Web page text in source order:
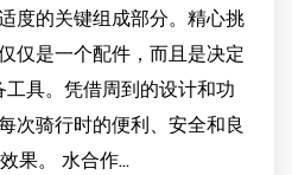
度的关键组成部分。精心挑
仅是一个配件，而且是决定
具。凭借周到的设计和功
次骑行时的便利、安全和良
果。 水合作...